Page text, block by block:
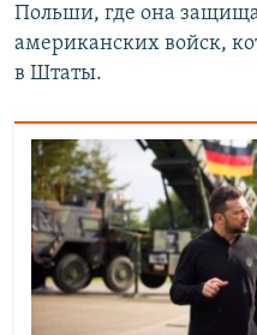
Польши, где она
американских войск,
в Штаты.